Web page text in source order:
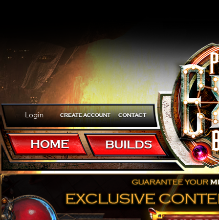
OUTDATED
General's Cry
Login